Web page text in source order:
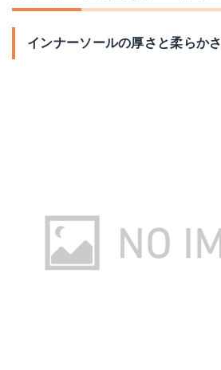
インナーソールの厚さと柔らかさ